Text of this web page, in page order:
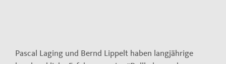
Pascal Laging und Bernd Lippelt haben langjährige